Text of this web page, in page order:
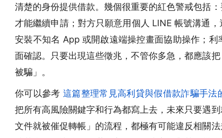
清楚的身份提供借款。幾個很重要的紅色警戒包括
才能繼續申請；對方只願意用個人 LINE 帳號溝通
安裝不知名 App 或開啟遠端操控畫面協助操作；
面確認。只要出現這些徵兆，不管你多急，都應該
被騙」。
你可以參考 這篇整理常見高利貸與假借款詐騙手法
把所有高風險關鍵字和行為都寫上去，未來只要遇
文件就被催促轉帳」的流程，都極有可能違反相關